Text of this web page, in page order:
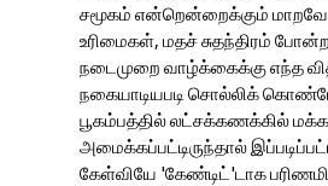
சமூகம் என்றென்றைக்கும் மாறவே
உரிமைகள், மதச் சுதந்திரம்
நடைமுறை வாழ்க்கைக்கு எந்த
நகையாடியபடி சொல்லிக் கொண்டே
பூகம்பத்தில் லட்சக்கணக்கில்
அமைக்கப்பட்டிருந்தால்
கேள்வியே 'கேண்டிட்'டாக